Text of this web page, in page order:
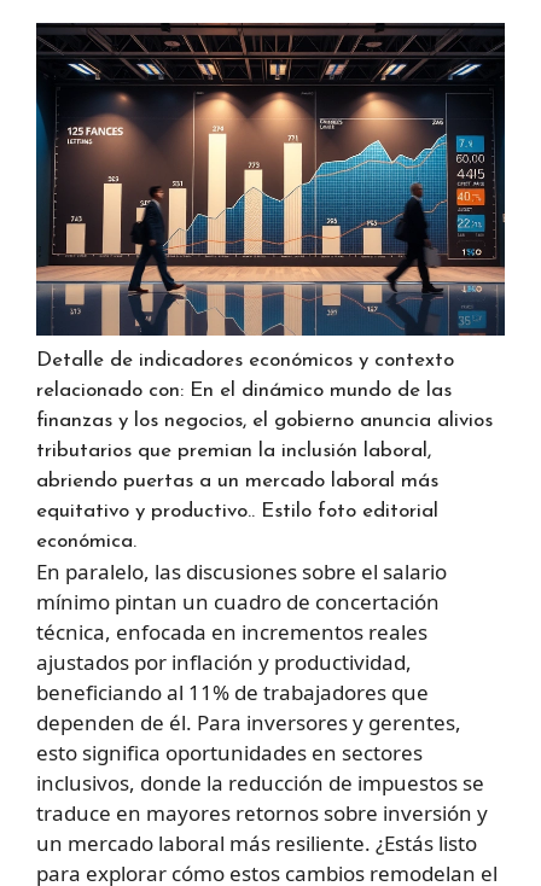
Detalle de indicadores económicos y contexto
relacionado con: En el dinámico mundo de las
finanzas y los negocios, el gobierno anuncia alivios
tributarios que premian la inclusión laboral,
abriendo puertas a un mercado laboral más
equitativo y productivo.. Estilo foto editorial
económica.
En paralelo, las discusiones sobre el salario
mínimo pintan un cuadro de concertación
técnica, enfocada en incrementos reales
ajustados por inflación y productividad,
beneficiando al 11% de trabajadores que
dependen de él. Para inversores y gerentes,
esto significa oportunidades en sectores
inclusivos, donde la reducción de impuestos se
traduce en mayores retornos sobre inversión y
un mercado laboral más resiliente. ¿Estás listo
para explorar cómo estos cambios remodelan el